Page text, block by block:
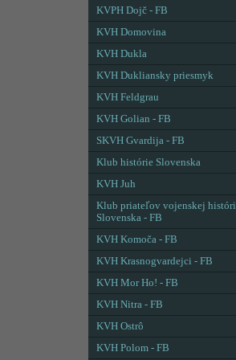
KVPH Dojč - FB
KVH Domovina
KVH Dukla
KVH Dukliansky priesmyk
KVH Feldgrau
KVH Golian - FB
SKVH Gvardija - FB
Klub histórie Slovenska
KVH Juh
Klub priateľov vojenskej
Slovenska - FB
KVH Komoča - FB
KVH Krasnogvardejci - FB
KVH Mor Ho! - FB
KVH Nitra - FB
KVH Ostrô
KVH Polom - FB